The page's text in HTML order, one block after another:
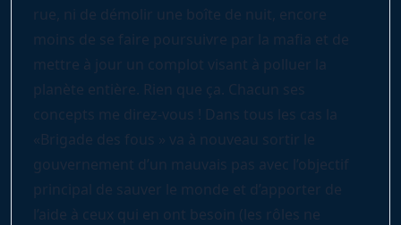
rue, ni de démolir une boîte de nuit, encore
moins de se faire poursuivre par la mafia et de
mettre à jour un complot visant à polluer la
planète entière. Rien que ça. Chacun ses
concepts me direz-vous ! Dans tous les cas la
«Brigade des fous » va à nouveau sortir le
gouvernement d’un mauvais pas avec l’objectif
principal de sauver le monde et d’apporter de
l’aide à ceux qui en ont besoin (les rôles ne